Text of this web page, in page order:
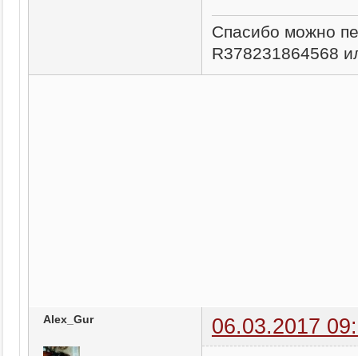
Спасибо можно
R378231864568
Alex_Gur 06.03.2017